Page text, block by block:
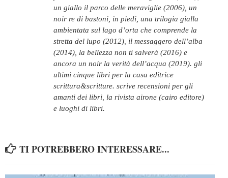
un giallo il parco delle meraviglie (2006), un
noir re di bastoni, in piedi, una trilogia gialla
ambientata sul lago d’orta che comprende la
stretta del lupo (2012), il messaggero dell’alba
(2014), la bellezza non ti salverà (2016) e
ancora un noir la verità dell’acqua (2019). gli
ultimi cinque libri per la casa editrice
scrittura&scritture. scrive recensioni per gli
amanti dei libri, la rivista airone (cairo editore)
e luoghi di libri.
TI POTREBBERO INTERESSARE...